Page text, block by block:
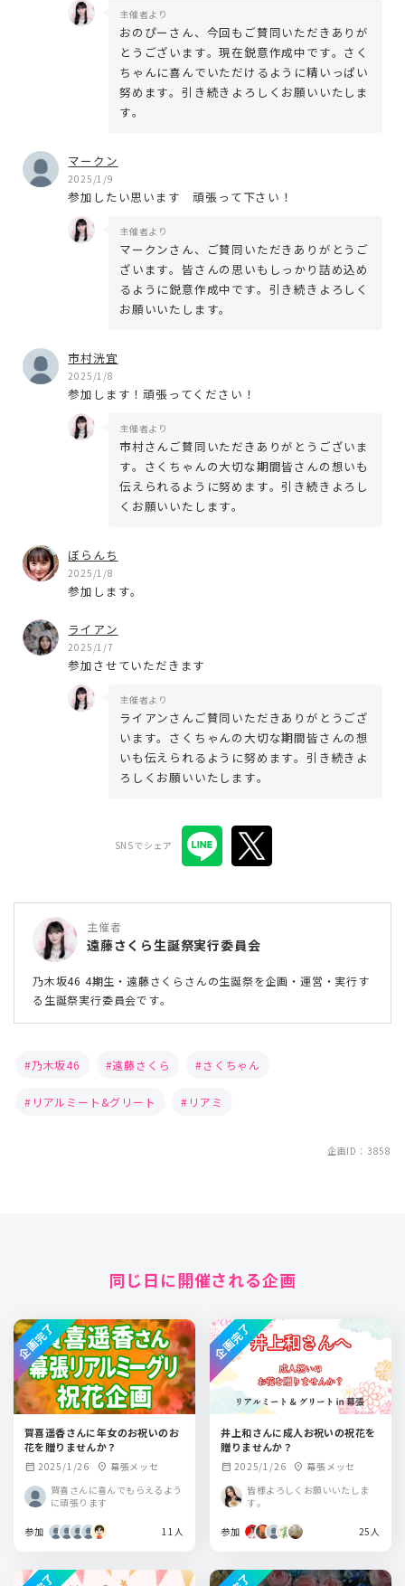
主催者より
おのぴーさん、今回もご賛同いただきありが
とうございます。現在鋭意作成中です。さく
ちゃんに喜んでいただけるように精いっぱい
努めます。引き続きよろしくお願いいたしま
す。
マークン
2025/1/9
参加したい思います 頑張って下さい！
主催者より
マークンさん、ご賛同いただきありがとうご
ざいます。皆さんの思いもしっかり詰め込め
るように鋭意作成中です。引き続きよろしく
お願いいたします。
市村洸宜
2025/1/8
参加します！頑張ってください！
主催者より
市村さんご賛同いただきありがとうございま
す。さくちゃんの大切な期間皆さんの想いも
伝えられるように努めます。引き続きよろし
くお願いいたします。
ぼらんち
2025/1/8
参加します。
ライアン
2025/1/7
参加させていただきます
主催者より
ライアンさんご賛同いただきありがとうござ
います。さくちゃんの大切な期間皆さんの想
いも伝えられるように努めます。引き続きよ
ろしくお願いいたします。
SNSでシェア
主催者
遠藤さくら生誕祭実行委員会
乃木坂46 4期生・遠藤さくらさんの生誕祭を企画・運営・実行す
る生誕祭実行委員会です。
乃木坂46 遠藤さくら さくちゃん
リアルミート&グリート リアミ
企画ID：3858
同じ日に開催される企画
賀喜遥香さんに年女のお祝いのお
花を贈りませんか？
calendar_month 2025/1/26 location_on 幕張メッセ
賀喜さんに喜んでもらえるよう
に頑張ります
参加 11人
企画完了
井上和さんに成人お祝いの祝花を
贈りませんか？
calendar_month 2025/1/26 location_on 幕張メッセ
皆様よろしくお願いいたしま
す。
参加 25人
企画完了